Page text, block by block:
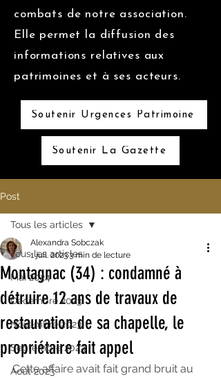
combats de notre association.
Elle permet la diffusion des
informations relatives aux
patrimoines et à ses acteurs.
Soutenir Urgences Patrimoine
Soutenir La Gazette
Post
Tous les articles
Mai 2024
Décembre 2023
Novembre 2023
Septembre 2023
Aout 2023
Tous les articles
Montagnac (34) : condamné à
détruire 12 ans de travaux de
restauration de sa chapelle, le
propriétaire fait appel
Alexandra Sobczak
1 juil. 20233 min de lecture
Cette affaire avait fait grand bruit au